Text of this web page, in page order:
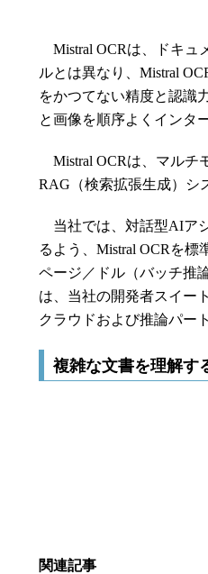
Mistral OCRは、ドキュ
ルとは異なり、Mistral
をかつてない精度と認識
と画像を順序よくインタ
Mistral OCRは、マルチ
RAG（検索拡張生成）シ
当社では、対話型AIア
るよう、Mistral OCRを標
ページ／ドル（バッチ推
は、当社の開発者スイー
クラウドおよび推論パー
複雑な文書を理解す
関連記事